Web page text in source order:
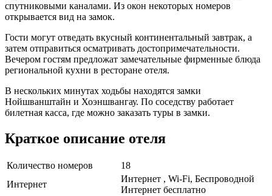
спутниковыми каналами. Из окон некоторых номеров
открывается вид на замок.
Гости могут отведать вкусный континентальный завтрак, а
затем отправиться осматривать достопримечательности.
Вечером гостям предложат замечательные фирменные блюда
региональной кухни в ресторане отеля.
В нескольких минутах ходьбы находятся замки
Нойшванштайн и Хоэншвангау. По соседству работает
билетная касса, где можно заказать туры в замки.
Краткое описание отеля
Количество номеров
18
Интернет
Интернет , Wi-Fi, Беспроводной
Интернет бесплатно